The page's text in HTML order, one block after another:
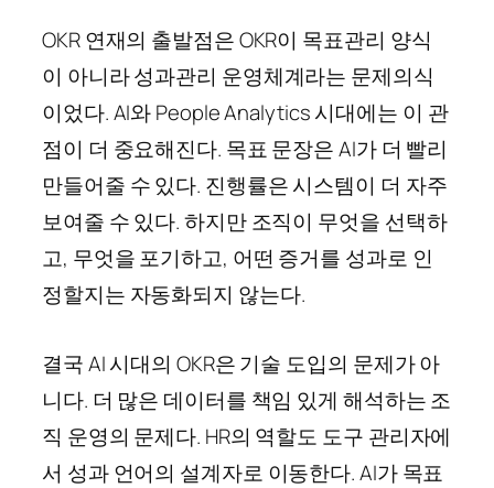
OKR 연재의 출발점은 OKR이 목표관리 양식
이 아니라 성과관리 운영체계라는 문제의식
이었다. AI와 People Analytics 시대에는 이 관
점이 더 중요해진다. 목표 문장은 AI가 더 빨리
만들어줄 수 있다. 진행률은 시스템이 더 자주
보여줄 수 있다. 하지만 조직이 무엇을 선택하
고, 무엇을 포기하고, 어떤 증거를 성과로 인
정할지는 자동화되지 않는다.
결국 AI 시대의 OKR은 기술 도입의 문제가 아
니다. 더 많은 데이터를 책임 있게 해석하는 조
직 운영의 문제다. HR의 역할도 도구 관리자에
서 성과 언어의 설계자로 이동한다. AI가 목표